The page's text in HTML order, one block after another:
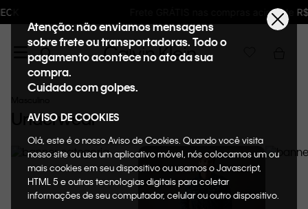
Atenção: não enviamos mensagens
sobre frete ou transportadoras. Todo o
pagamento acontece no ato da sua
compra.
Cuidado com golpes.
AVISO DE COOKIES
Olá, este é o nosso Aviso de Cookies. Quando você visita
nosso site ou usa um aplicativo móvel, nós colocamos um ou
mais cookies em seu dispositivo ou usamos o Javascript,
HTML 5 e outras tecnologias digitais para coletar
informações de seu computador, celular ou outro dispositivo.
Underwear